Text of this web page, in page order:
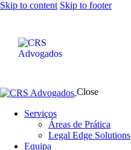
Skip to content Skip to footer
Close
Serviços
Áreas de Prática
Legal Edge Solutions
Equipa